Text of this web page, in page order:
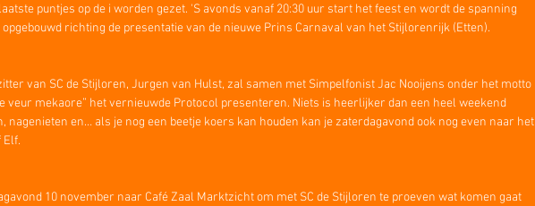
puntjes op de i worden gezet. 'S avonds vanaf 20:30 uur start het feest en wordt de spanning
richting de presentatie van de nieuwe Prins Carnaval van het Stijlorenrijk (Etten).
van SC de Stijloren, Jurgen van Hulst, zal samen met Simpelfonist Jac Nooijens onder het motto
veur mekaore” het vernieuwde Protocol presenteren. Niets is heerlijker dan een heel weekend
nagenieten en… als je nog een beetje koers kan houden kan je zaterdagavond ook nog even naar het
Elf.
10 november naar Café Zaal Marktzicht om met SC de Stijloren te proeven wat komen gaat